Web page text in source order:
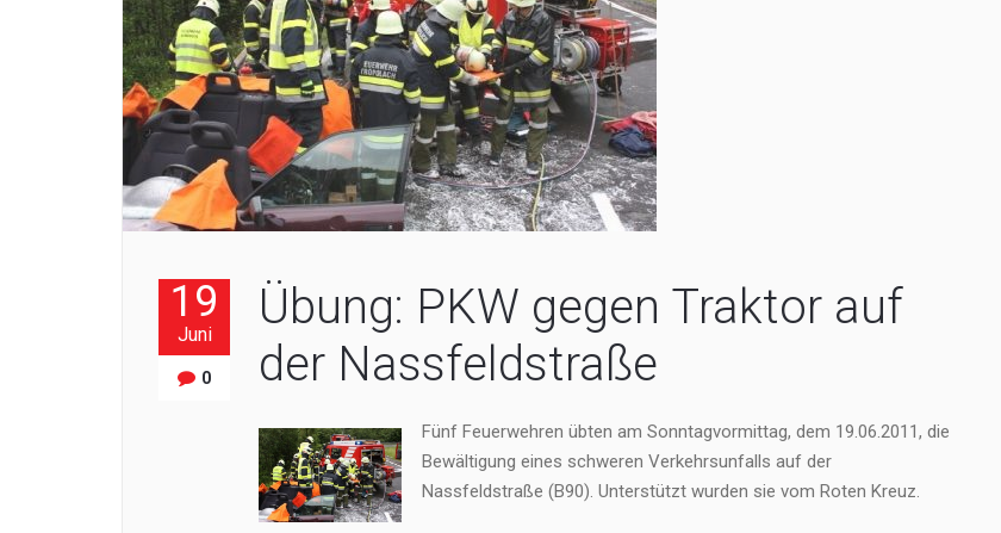
19
Juni
0
Übung: PKW gegen Traktor auf
der Nassfeldstraße
Fünf Feuerwehren übten am Sonntagvormittag, dem 19.06.2011, die
Bewältigung eines schweren Verkehrsunfalls auf der
Nassfeldstraße (B90). Unterstützt wurden sie vom Roten Kreuz.